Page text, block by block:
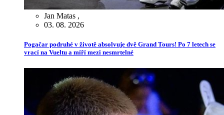
Jan Matas ,
03. 08. 2026
Pogačar podruhé v životě absolvuje dvě Grand Tours! Po 7 letech se
vrací na Vueltu a míří mezi nesmrtelné